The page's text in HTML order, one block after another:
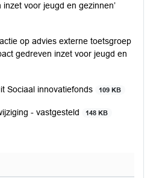
inzet voor jeugd en gezinnen’
op advies externe toetsgroep
gedreven inzet voor jeugd en
Sociaal innovatiefonds 109 KB
- vastgesteld 148 KB